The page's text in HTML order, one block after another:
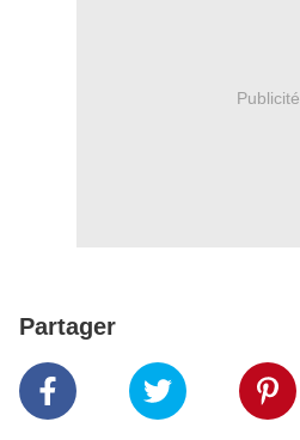
Publicité
Partager